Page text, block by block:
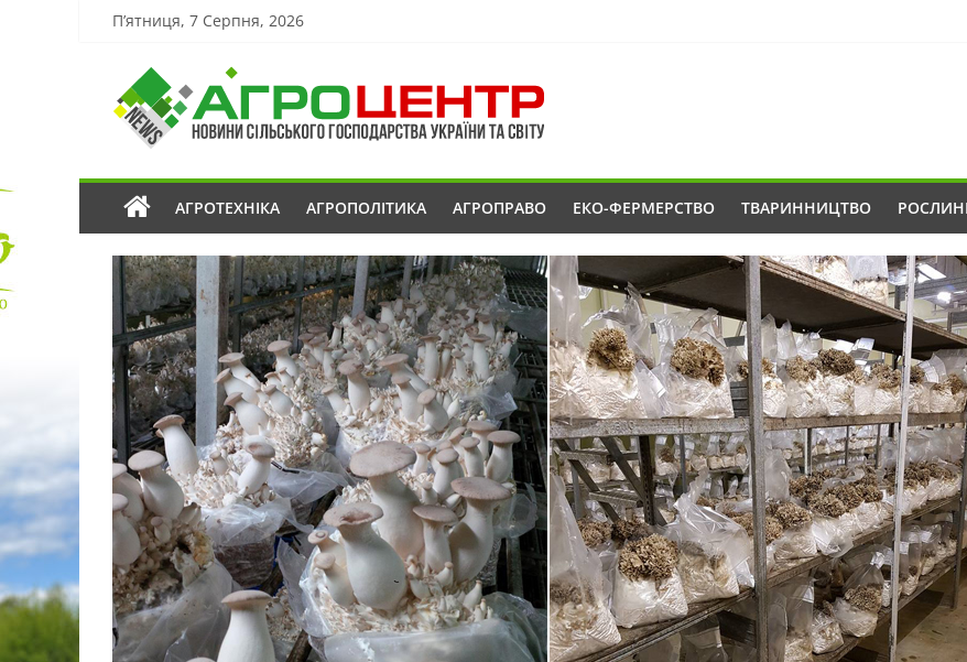
П’ятниця, 7 Серпня, 2026
АГРОТЕХНІКА АГРОПОЛІТИКА АГРОПРАВО ЕКО-ФЕРМЕРСТВО ТВАРИННИЦТВО